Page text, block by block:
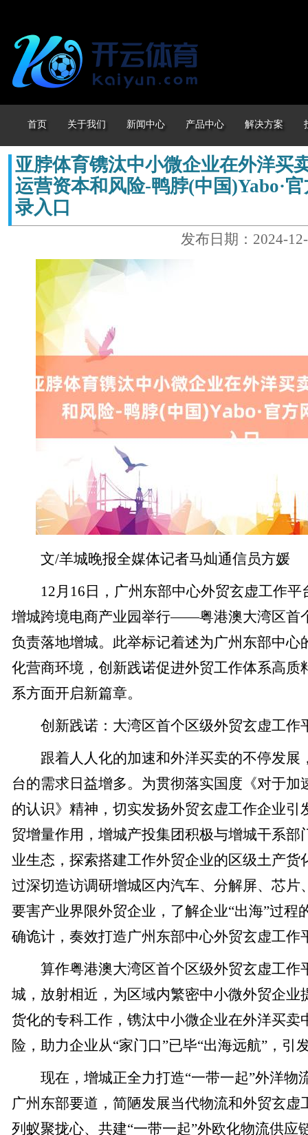
首页 关于我们 新闻中心 产品中心 解决方案
亚脖体育镌汰中小微企业在外洋买
运营资本和风险-鸭脖(中国)Yabo·
录入口
发布日期：2024-
文/羊城晚报全媒体记者马灿通信员方媛
12月16日，广州东部中心外贸玄虚工作平
增城跨境电商产业园举行——粤港澳大湾区首
负责落地增城。此举标记着述为广州东部中心
化营商环境，创新践诺促进外贸工作体系高质
系方面开启新篇章。
创新践诺：大湾区首个区级外贸玄虚工作
跟着人人化的加速和外洋买卖的不停发展
台的需求日益增多。为贯彻落实国度《对于加
的认识》精神，切实发扬外贸玄虚工作企业引
贸增量作用，增城产投集团积极与增城干系部
业生态，探索搭建工作外贸企业的区级土产货
过深切造访调研增城区内汽车、分解屏、芯片
要害产业界限外贸企业，了解企业“出海”过程
确诡计，奏效打造广州东部中心外贸玄虚工作
算作粤港澳大湾区首个区级外贸玄虚工作
城，放射相近，为区域内繁密中小微外贸企业
货化的专科工作，镌汰中小微企业在外洋买卖
险，助力企业从“家门口”已毕“出海远航”，引
现在，增城正全力打造“一带一起”外洋物
广州东部要道，简陋发展当代物流和外贸玄虚
列蚁聚拢心、共建“一带一起”外欧化物流供应